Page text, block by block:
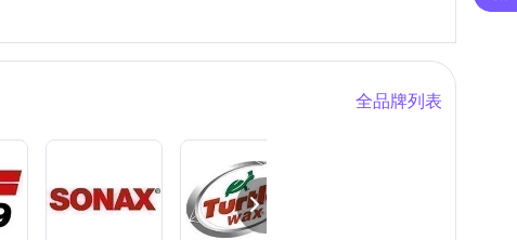
第六元素 鐵甲武士 黑珍珠 車的背包
車用收納用品 水箱精
除塵刷
全品牌列表